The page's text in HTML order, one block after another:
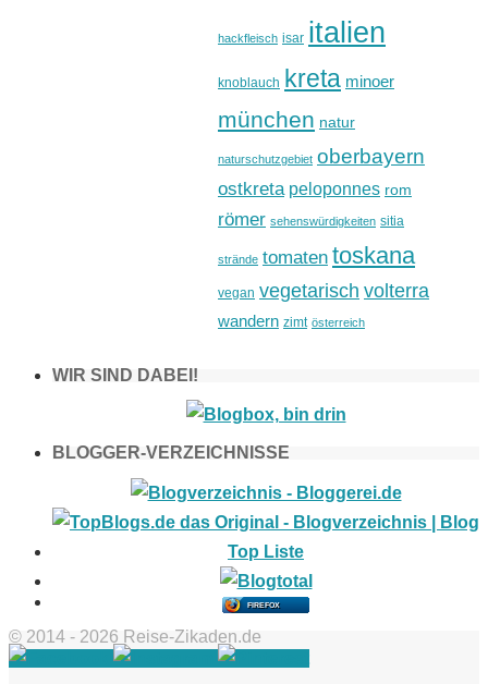
hackfleisch isar italien
knoblauch kreta minoer
münchen natur
naturschutzgebiet oberbayern
ostkreta peloponnes rom
römer sehenswürdigkeiten sitia
strände tomaten toskana
vegan vegetarisch volterra
wandern zimt österreich
WIR SIND DABEI!
BLOGGER-VERZEICHNISSE
FIREFOX
© 2014 - 2026 Reise-Zikaden.de